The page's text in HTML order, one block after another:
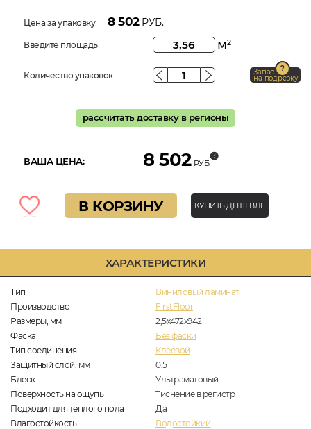
ХАРАКТЕРИСТИКИ
Тип
Виниловый ламинат
Производство
FirstFloor
Размеры, мм
2,5х472х942
Фаска
Без фаски
Тип соединения
Клеевой
Защитный слой, мм
0,5
Блеск
Ультраматовый
Поверхность на ощупь
Тиснение в регистр
Подходит для теплого пола
Да
Влагостойкость
Водостойкий
Цена за упаковку 8 502РУБ.
Введите площадь м2
Количество упаковок Запас
на подрезку
рассчитать доставку в регионы
ВАША ЦЕНА: 8 502 РУБ.
В КОРЗИНУ КУПИТЬ ДЕШЕВЛЕ